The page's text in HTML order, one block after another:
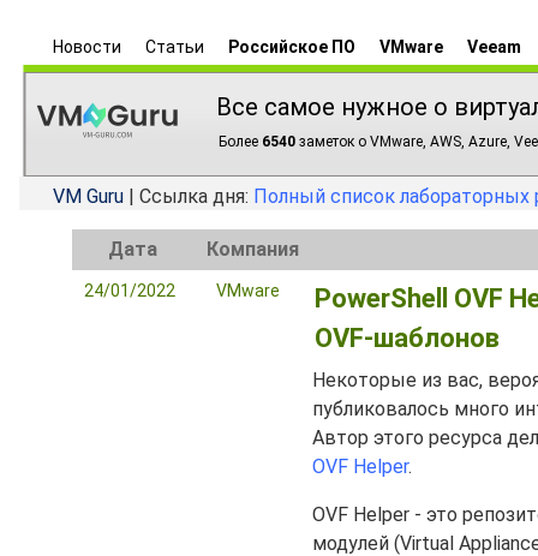
Новости Статьи Российское ПО VMware Veeam
Все самое нужное о
Более 6540 заметок о VMware, AWS, Azure,
VM Guru | Ссылка дня: Полный список лабораторных
Дата Компания
24/01/2022 VMware
PowerShell OVF
OVF-шаблонов
Некоторые из вас,
публиковалось много
Автор этого ресурса
OVF Helper.
OVF Helper - это
модулей (Virtual